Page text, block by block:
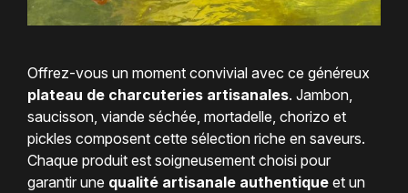
Offrez-vous un moment convivial avec ce généreux
plateau de charcuteries artisanales. Jambon,
saucisson, viande séchée, mortadelle, chorizo et
pickles composent cette sélection riche en saveurs.
Chaque produit est soigneusement choisi pour
garantir une qualité artisanale authentiqueet un